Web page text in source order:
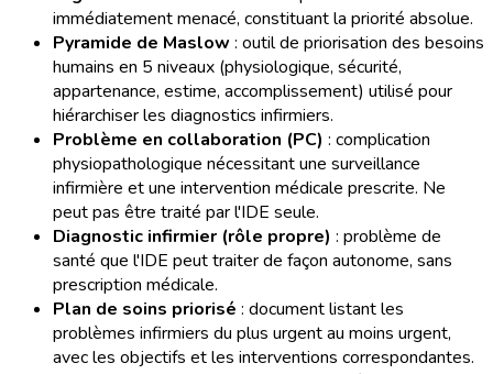
immédiatement menacé, constituant la priorité absolue.
Pyramide de Maslow : outil de priorisation des besoins
humains en 5 niveaux (physiologique, sécurité,
appartenance, estime, accomplissement) utilisé pour
hiérarchiser les diagnostics infirmiers.
Problème en collaboration (PC) : complication
physiopathologique nécessitant une surveillance
infirmière et une intervention médicale prescrite. Ne
peut pas être traité par l'IDE seule.
Diagnostic infirmier (rôle propre) : problème de
santé que l'IDE peut traiter de façon autonome, sans
prescription médicale.
Plan de soins priorisé : document listant les
problèmes infirmiers du plus urgent au moins urgent,
avec les objectifs et les interventions correspondantes.